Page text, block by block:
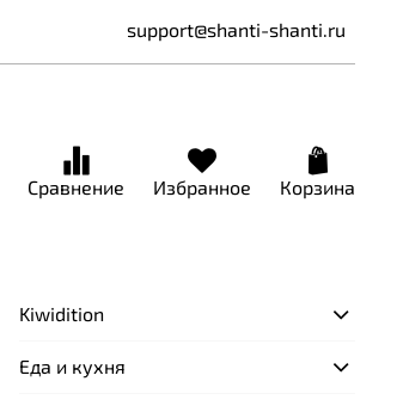
support@shanti-shanti.ru
Сравнение Избранное Корзина
Kiwidition
Еда и кухня